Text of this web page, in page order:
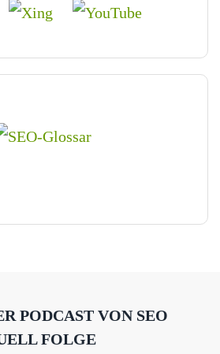
PODCAST VON SEO
FOLGE